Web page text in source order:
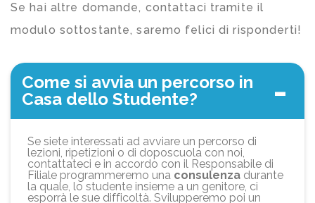
Se hai altre domande, contattaci tramite il
modulo sottostante, saremo felici di risponderti!
Come si avvia un percorso in
Casa dello Studente?
Se siete interessati ad avviare un percorso di
lezioni, ripetizioni o di doposcuola con noi,
contattateci e in accordo con il Responsabile di
Filiale programmeremo una consulenza durante
la quale, lo studente insieme a un genitore, ci
esporrà le sue difficoltà. Svilupperemo poi un